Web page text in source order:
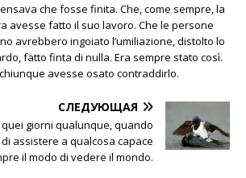
che fosse finita. Che, come sempre, la
avesse fatto il suo lavoro. Che le persone
avrebbero ingoiato l’umiliazione, distolto lo
fatto finta di nulla. Era sempre stato così.
avesse osato contraddirlo.
СЛЕДУЮЩАЯ
giorni qualunque, quando
assistere a qualcosa capace
il modo di vedere il mondo.